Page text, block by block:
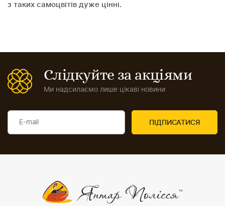
з таких самоцвітів дуже цінні.
Слідкуйте за акціями
Ми надсилаємо лише цікаві новини